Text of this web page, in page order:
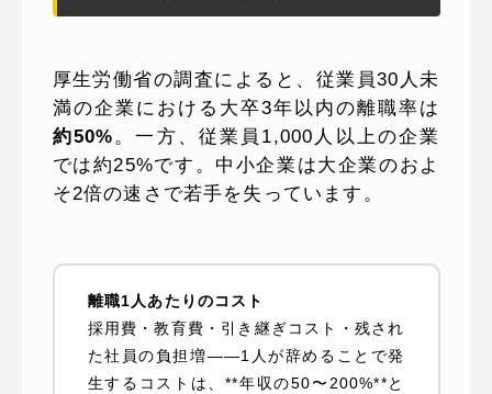
厚生労働省の調査によると、従業員30人未
満の企業における大卒3年以内の離職率は
約50%。一方、従業員1,000人以上の企業
では約25%です。中小企業は大企業のおよ
そ2倍の速さで若手を失っています。
離職1人あたりのコスト
採用費・教育費・引き継ぎコスト・残され
た社員の負担増——1人が辞めることで発
生するコストは、**年収の50〜200%**と